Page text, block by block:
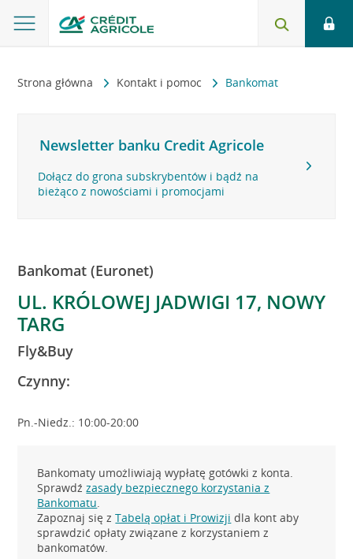
Strona główna Kontakt i pomoc Bankomat
Newsletter banku Credit Agricole
Dołącz do grona subskrybentów i bądź na
bieżąco z nowościami i promocjami
Bankomat (Euronet)
UL. KRÓLOWEJ JADWIGI 17, NOWY
TARG
Fly&Buy
Czynny:
Pn.-Niedz.: 10:00-20:00
Bankomaty umożliwiają wypłatę gotówki z konta.
Sprawdźzasady bezpiecznego korzystania z
Bankomatu.
Zapoznaj się zTabelą opłat i Prowizji dla kont aby
sprawdzić opłaty związane z korzystaniem z
bankomatów.